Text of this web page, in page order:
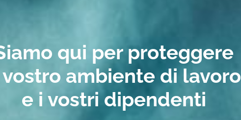
qui per proteggere
ambiente di lavoro
e i vostri dipendenti